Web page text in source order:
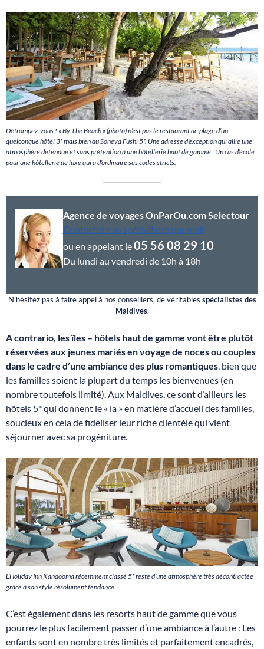
Détrompez-vous ! « By The Beach » (photo) n’est pas le restaurant de plage d’un
quelconque hôtel 3* mais bien du Soneva Fushi 5*. Une adresse d’exception qui allie une
atmosphère détendue et sans prétention à une hôtellerie haut de gamme. Un cas d’école
pour une hôtellerie de luxe qui a d’ordinaire ses codes stricts.
Agence de voyages OnParOu.com Selectour
Contactez nos spécialistes par mail
ou en appelant le05 56 08 29 10
Du lundi au vendredi de 10h à 18h
N’hésitez pas à faire appel à nos conseillers, de véritables spécialistes des
Maldives.
A contrario, les îles – hôtels haut de gamme vont être plutôt
réservées aux jeunes mariés en voyage de noces ou couples
dans le cadre d’une ambiance des plus romantiques , bien que
les familles soient la plupart du temps les bienvenues (en
nombre toutefois limité). Aux Maldives, ce sont d’ailleurs les
hôtels 5* qui donnent le « la » en matière d’accueil des familles,
soucieux en cela de fidéliser leur riche clientèle qui vient
séjourner avec sa progéniture.
L’Holiday Inn Kandooma récemment classé 5* reste d’une atmosphère très décontractée
grâce à son style résolument tendance
C’est également dans les resorts haut de gamme que vous
pourrez le plus facilement passer d’une ambiance à l’autre : Les
enfants sont en nombre très limités et parfaitement encadrés,